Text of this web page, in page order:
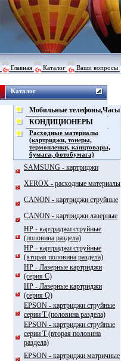
Главная Каталог Ваши вопросы
Каталог
Мобильные телефоны,Часы
КОНДИЦИОНЕРЫ
Расходные материалы
(картриджи, тонеры,
термопленки, канцтовары,
бумага, фотобумага)
SAMSUNG - картриджи
XEROX - расходные материалы
CANON - картриджи струйные
CANON - картриджи лазерные
HP - картриджи струйные
(половина раздела)
HP - картриджи струйные
(вторая половина раздела)
HP - Лазерные картриджи
(серия С)
HP - Лазерные картриджи
(серия Q)
EPSON - картриджи струйные
серии T (половина раздела)
EPSON - картриджи струйные
серии Т (вторая половина
раздела)
EPSON - картриджи матричные